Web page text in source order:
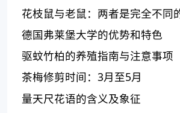
平、专业设置和招生情况
花枝鼠与老鼠：两者是完全不同
德国弗莱堡大学的优势和特色
驱蚊竹柏的养殖指南与注意事项
茶梅修剪时间：3月至5月
量天尺花语的含义及象征